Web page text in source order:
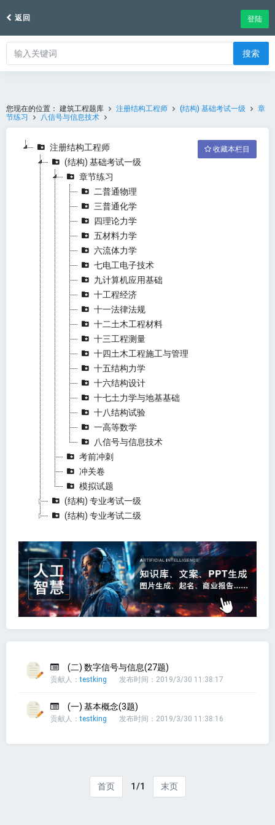
返回 登陆
搜索
您现在的位置： 建筑工程题库 注册结构工程师 (结构) 基础考试一级
章
节练习
八信号与信息技术
收藏本栏目
注册结构工程师
(结构) 基础考试一级
章节练习
二普通物理
三普通化学
四理论力学
五材料力学
六流体力学
七电工电子技术
九计算机应用基础
十工程经济
十一法律法规
十二土木工程材料
十三工程测量
十四土木工程施工与管理
十五结构力学
十六结构设计
十七土力学与地基基础
十八结构试验
一高等数学
八信号与信息技术
考前冲刺
冲关卷
模拟试题
(结构) 专业考试一级
(结构) 专业考试二级
(二) 数字信号与信息(27题)
贡献人：testking 发布时间：2019/3/30 11:38:17
(一) 基本概念(3题)
贡献人：testking 发布时间：2019/3/30 11:38:16
首页 1/1 末页